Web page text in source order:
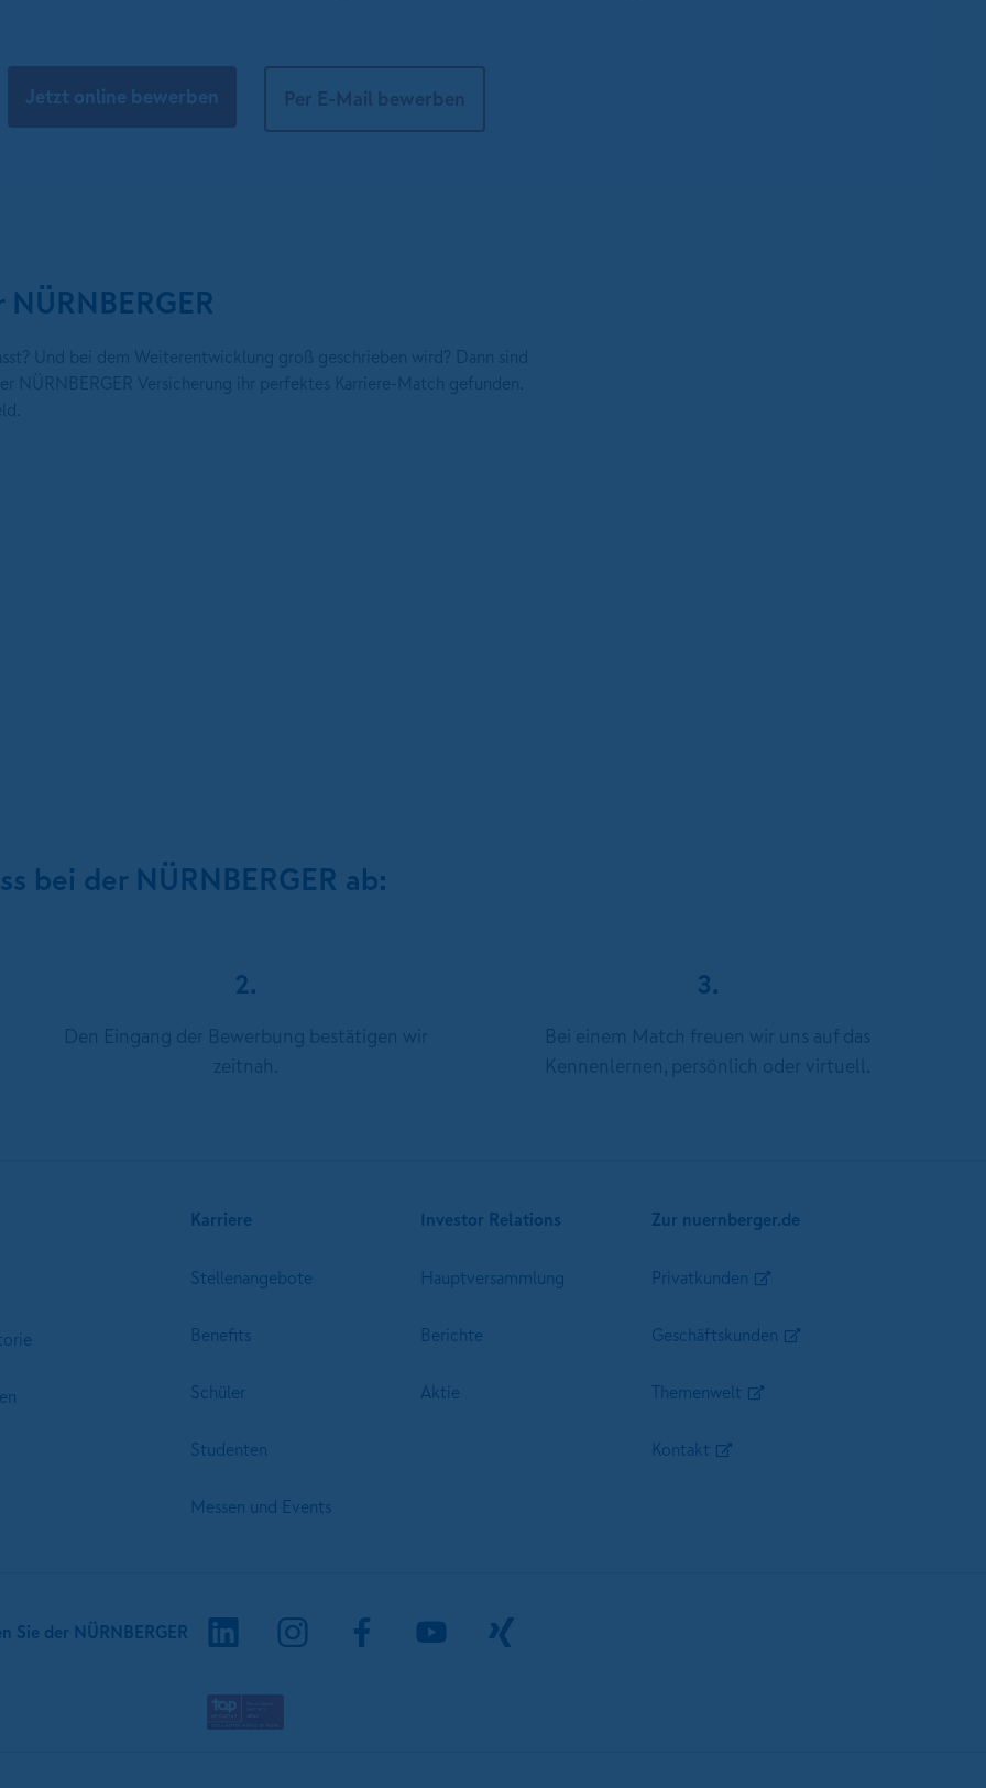
Jetzt online bewerben Per E-Mail bewerben
bei der NÜRNBERGER ab:
2. 3.
Karriere
Stellenangebote
Benefits
Schüler
Studenten
Messen und Events
Investor Relations
Hauptversammlung
Berichte
Aktie
Zur nuernberger.de
Privatkunden
Geschäftskunden
Themenwelt
Kontakt
Sie der NÜRNBERGER